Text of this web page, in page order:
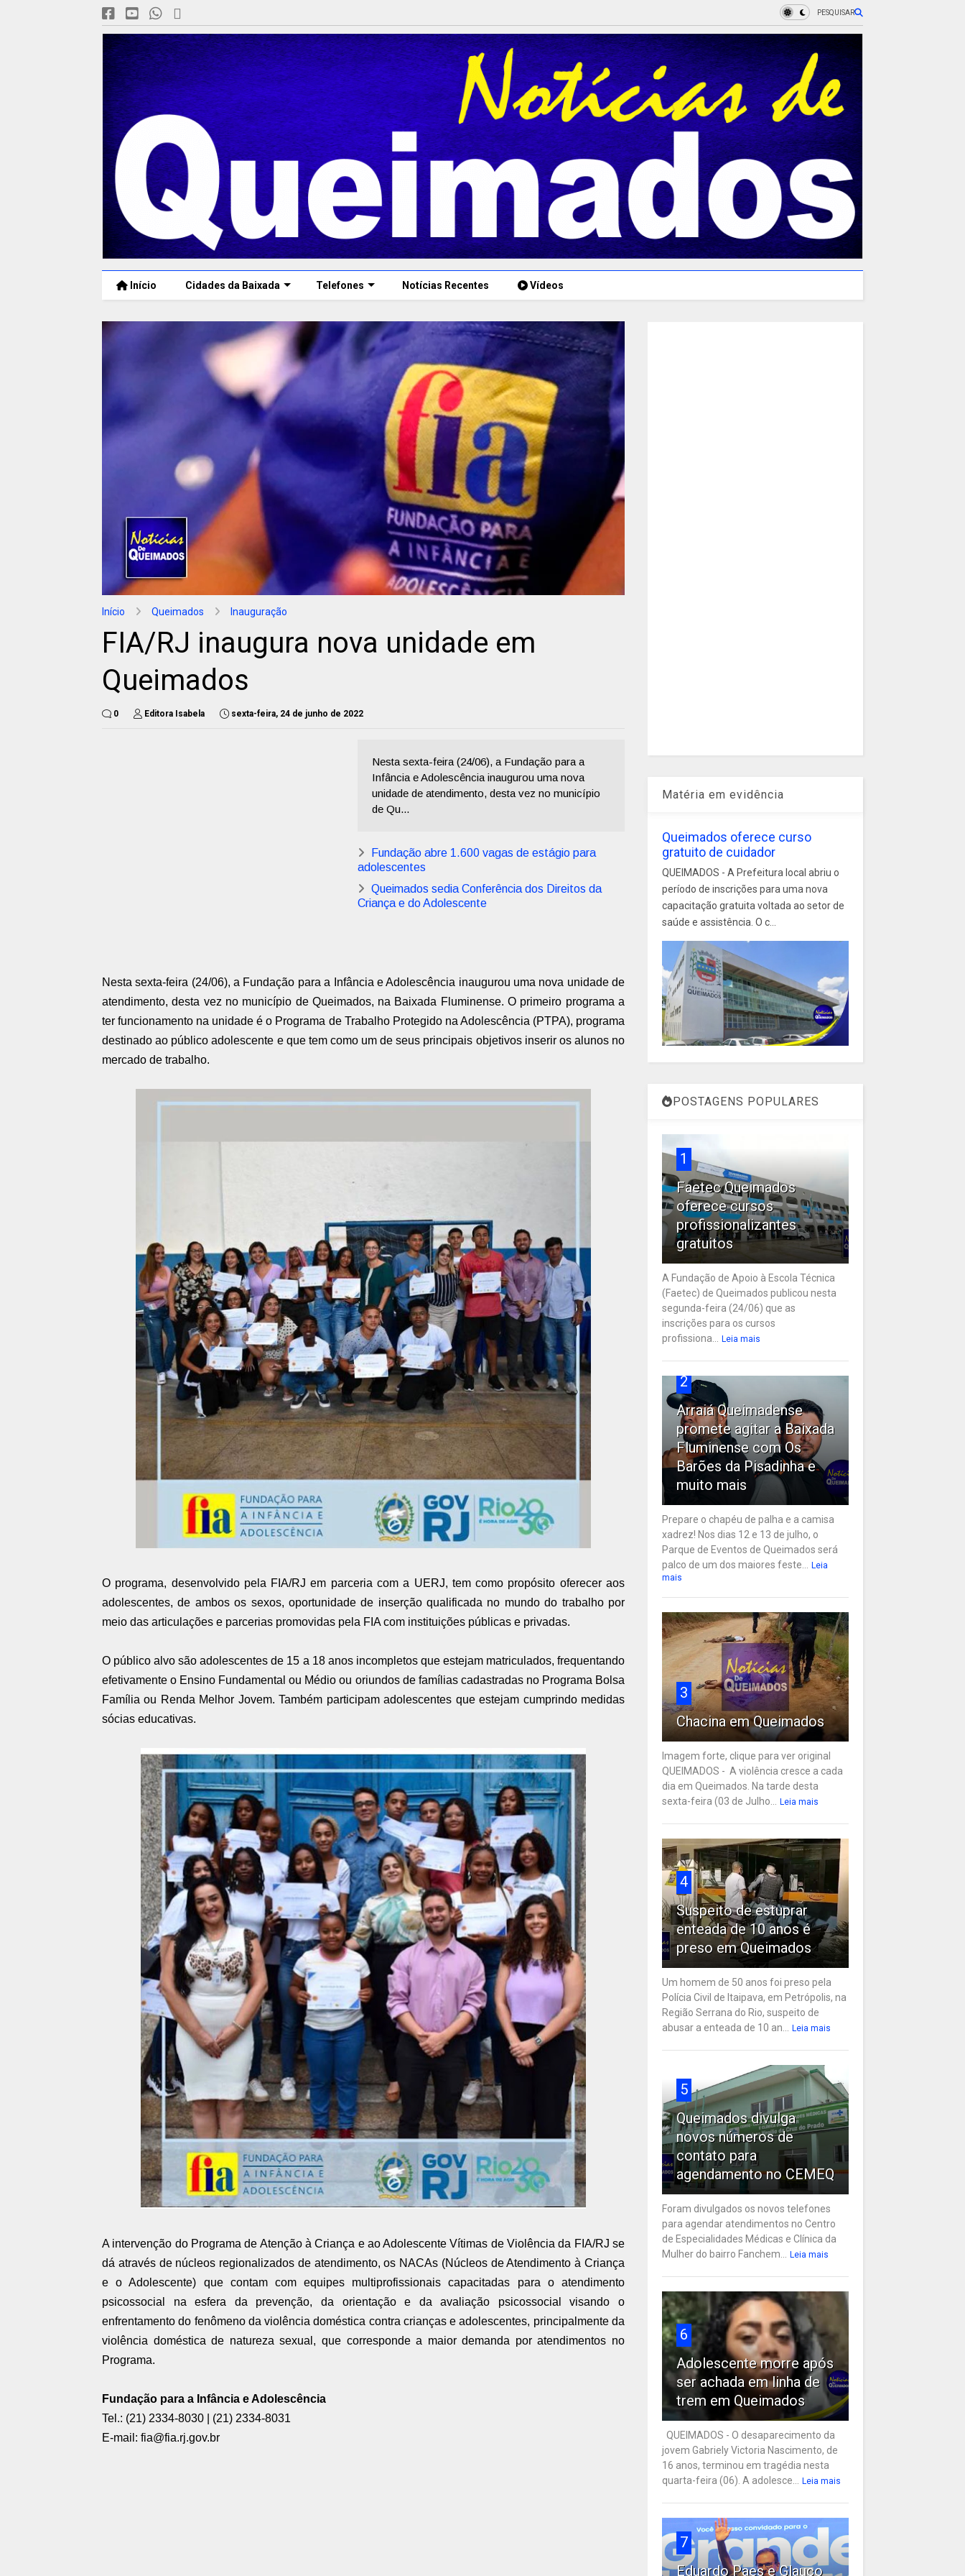
PESQUISAR
Início Cidades da Baixada Telefones Notícias Recentes Vídeos
Início Queimados Inauguração
FIA/RJ inaugura nova unidade em
Queimados
0 Editora Isabela sexta-feira, 24 de junho de 2022
Nesta sexta-feira (24/06), a Fundação para a
Infância e Adolescência inaugurou uma nova
unidade de atendimento, desta vez no município
de Qu...
Fundação abre 1.600 vagas de estágio para
adolescentes
Queimados sedia Conferência dos Direitos da
Criança e do Adolescente
Nesta sexta-feira (24/06), a Fundação para a Infância e Adolescência inaugurou uma nova unidade de
atendimento, desta vez no município de Queimados, na Baixada Fluminense. O primeiro programa a
ter funcionamento na unidade é o Programa de Trabalho Protegido na Adolescência (PTPA), programa
destinado ao público adolescente e que tem como um de seus principais objetivos inserir os alunos no
mercado de trabalho.
O programa, desenvolvido pela FIA/RJ em parceria com a UERJ, tem como propósito oferecer aos
adolescentes, de ambos os sexos, oportunidade de inserção qualificada no mundo do trabalho por
meio das articulações e parcerias promovidas pela FIA com instituições públicas e privadas.
O público alvo são adolescentes de 15 a 18 anos incompletos que estejam matriculados, frequentando
efetivamente o Ensino Fundamental ou Médio ou oriundos de famílias cadastradas no Programa Bolsa
Família ou Renda Melhor Jovem. Também participam adolescentes que estejam cumprindo medidas
sócias educativas.
A intervenção do Programa de Atenção à Criança e ao Adolescente Vítimas de Violência da FIA/RJ se
dá através de núcleos regionalizados de atendimento, os NACAs (Núcleos de Atendimento à Criança
e o Adolescente) que contam com equipes multiprofissionais capacitadas para o atendimento
psicossocial na esfera da prevenção, da orientação e da avaliação psicossocial visando o
enfrentamento do fenômeno da violência doméstica contra crianças e adolescentes, principalmente da
violência doméstica de natureza sexual, que corresponde a maior demanda por atendimentos no
Programa.
Fundação para a Infância e Adolescência
Tel.: (21) 2334-8030 | (21) 2334-8031
E-mail: fia@fia.rj.gov.br
Matéria em evidência
Queimados oferece curso
gratuito de cuidador
QUEIMADOS - A Prefeitura local abriu o
período de inscrições para uma nova
capacitação gratuita voltada ao setor de
saúde e assistência. O c...
POSTAGENS POPULARES
1
Faetec Queimados
oferece cursos
profissionalizantes
gratuitos
A Fundação de Apoio à Escola Técnica
(Faetec) de Queimados publicou nesta
segunda-feira (24/06) que as
inscrições para os cursos
profissiona...
Leia mais
2
Arraiá Queimadense
promete agitar a Baixada
Fluminense com Os
Barões da Pisadinha e
muito mais
Prepare o chapéu de palha e a camisa
xadrez! Nos dias 12 e 13 de julho, o
Parque de Eventos de Queimados será
palco de um dos maiores feste...
Leia
mais
3
Chacina em Queimados
Imagem forte, clique para ver original
QUEIMADOS - A violência cresce a cada
dia em Queimados. Na tarde desta
sexta-feira (03 de Julho...
Leia mais
4
Suspeito de estuprar
enteada de 10 anos é
preso em Queimados
Um homem de 50 anos foi preso pela
Polícia Civil de Itaipava, em Petrópolis, na
Região Serrana do Rio, suspeito de
abusar a enteada de 10 an...
Leia mais
5
Queimados divulga
novos números de
contato para
agendamento no CEMEQ
Foram divulgados os novos telefones
para agendar atendimentos no Centro
de Especialidades Médicas e Clínica da
Mulher do bairro Fanchem...
Leia mais
6
Adolescente morre após
ser achada em linha de
trem em Queimados
QUEIMADOS - O desaparecimento da
jovem Gabriely Victoria Nascimento, de
16 anos, terminou em tragédia nesta
quarta-feira (06). A adolesce...
Leia mais
7
Eduardo Paes e Glauco